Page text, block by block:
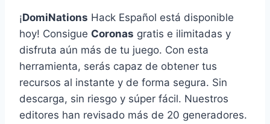
¡DomiNations Hack Español está disponible
hoy! Consigue Coronas gratis e ilimitadas y
disfruta aún más de tu juego. Con esta
herramienta, serás capaz de obtener tus
recursos al instante y de forma segura. Sin
descarga, sin riesgo y súper fácil. Nuestros
editores han revisado más de 20 generadores.